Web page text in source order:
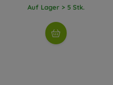
Auf Lager > 5 Stk.